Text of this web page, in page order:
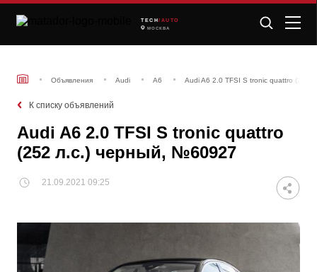
TECH /AUTO
МОСКВА
Объявления Audi A6 Audi A6 2.0 TFSI S tronic quattro (252
К списку объявлений
Audi A6 2.0 TFSI S tronic quattro
(252 л.с.) черный, №60927
21.09.2021 09:25